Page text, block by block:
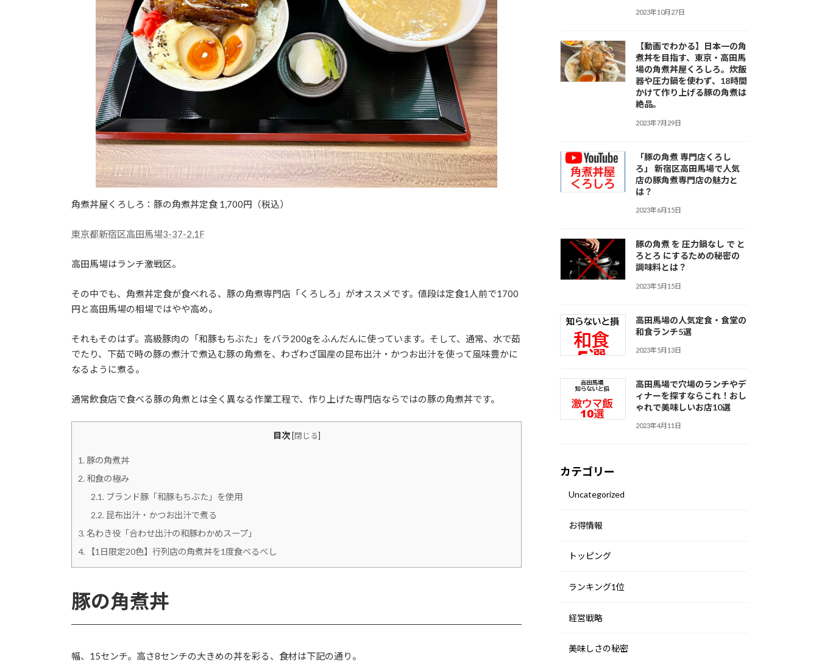
角煮丼屋くろしろ：豚の角煮丼定食 1,700円（税込）
東京都新宿区高田馬場3-37-2,1F
高田馬場はランチ激戦区。
その中でも、角煮丼定食が食べれる、豚の角煮専門店「くろしろ」がオススメです。値段は定食1人前で1700
円と高田馬場の相場ではやや高め。
それもそのはず。高級豚肉の「和豚もちぶた」をバラ200gをふんだんに使っています。そして、通常、水で茹
でたり、下茹で時の豚の煮汁で煮込む豚の角煮を、わざわざ国産の昆布出汁・かつお出汁を使って風味豊かに
なるように煮る。
通常飲食店で食べる豚の角煮とは全く異なる作業工程で、作り上げた専門店ならではの豚の角煮丼です。
目次 [閉じる]
1. 豚の角煮丼
2. 和食の極み
2.1. ブランド豚「和豚もちぶた」を使用
2.2. 昆布出汁・かつお出汁で煮る
3.名わき役「合わせ出汁の和豚わかめスープ」
4. 【1日限定20色】行列店の角煮丼を1度食べるべし
豚の角煮丼
幅、15センチ。高さ8センチの大きめの丼を彩る、食材は下記の通り。
2023年10月27日
【動画でわかる】日本一の角
煮丼を目指す、東京・高田馬
場の角煮丼屋くろしろ。炊飯
器や圧力鍋を使わず、18時間
かけて作り上げる豚の角煮は
絶品。
2023年7月29日
「豚の角煮 専門店くろし
ろ」 新宿区高田馬場で人気
店の豚角煮専門店の魅力と
は？
2023年6月15日
豚の角煮 を 圧力鍋なし で と
ろとろ にするための秘密の
調味料とは？
2023年5月15日
高田馬場の人気定食・食堂の
和食ランチ5選
2023年5月13日
高田馬場で穴場のランチやデ
ィナーを探すならこれ！おし
ゃれで美味しいお店10選
2023年4月11日
カテゴリー
Uncategorized
お得情報
トッピング
ランキング1位
経営戦略
美味しさの秘密